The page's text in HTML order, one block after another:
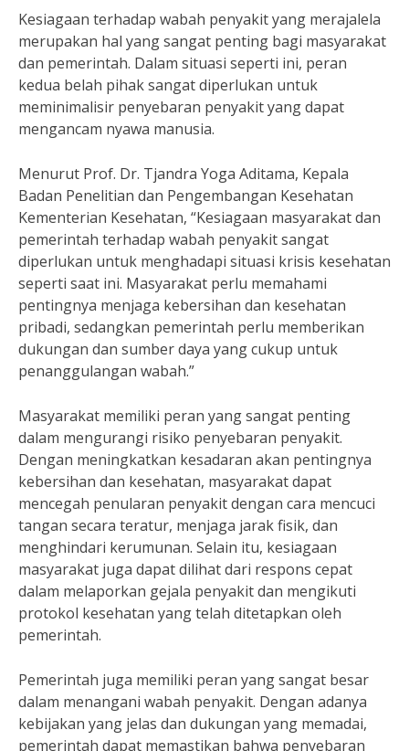
Kesiagaan terhadap wabah penyakit yang merajalela
merupakan hal yang sangat penting bagi masyarakat
dan pemerintah. Dalam situasi seperti ini, peran
kedua belah pihak sangat diperlukan untuk
meminimalisir penyebaran penyakit yang dapat
mengancam nyawa manusia.
Menurut Prof. Dr. Tjandra Yoga Aditama, Kepala
Badan Penelitian dan Pengembangan Kesehatan
Kementerian Kesehatan, “Kesiagaan masyarakat dan
pemerintah terhadap wabah penyakit sangat
diperlukan untuk menghadapi situasi krisis kesehatan
seperti saat ini. Masyarakat perlu memahami
pentingnya menjaga kebersihan dan kesehatan
pribadi, sedangkan pemerintah perlu memberikan
dukungan dan sumber daya yang cukup untuk
penanggulangan wabah.”
Masyarakat memiliki peran yang sangat penting
dalam mengurangi risiko penyebaran penyakit.
Dengan meningkatkan kesadaran akan pentingnya
kebersihan dan kesehatan, masyarakat dapat
mencegah penularan penyakit dengan cara mencuci
tangan secara teratur, menjaga jarak fisik, dan
menghindari kerumunan. Selain itu, kesiagaan
masyarakat juga dapat dilihat dari respons cepat
dalam melaporkan gejala penyakit dan mengikuti
protokol kesehatan yang telah ditetapkan oleh
pemerintah.
Pemerintah juga memiliki peran yang sangat besar
dalam menangani wabah penyakit. Dengan adanya
kebijakan yang jelas dan dukungan yang memadai,
pemerintah dapat memastikan bahwa penyebaran